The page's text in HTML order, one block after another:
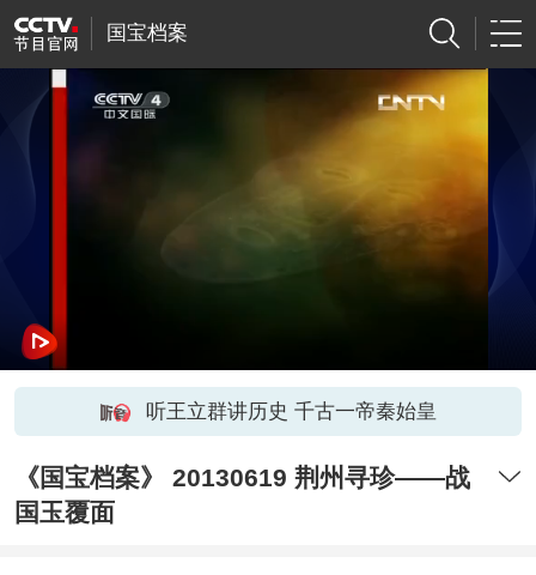
国宝档案
听王立群讲历史 千古一帝秦始皇
《国宝档案》 20130619 荆州寻珍——战
国玉覆面